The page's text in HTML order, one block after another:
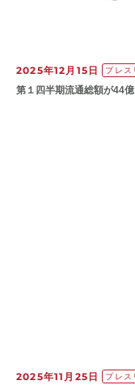
2025年12月15日 プレス
第１四半期流通総額が44
2025年11月25日 プレス